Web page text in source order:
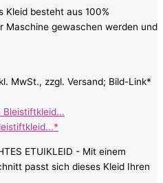
Kleid besteht aus 100%
Maschine gewaschen werden und
MwSt., zzgl. Versand; Bild-Link*
ETUIKLEID - Mit einem
passt sich dieses Kleid Ihren